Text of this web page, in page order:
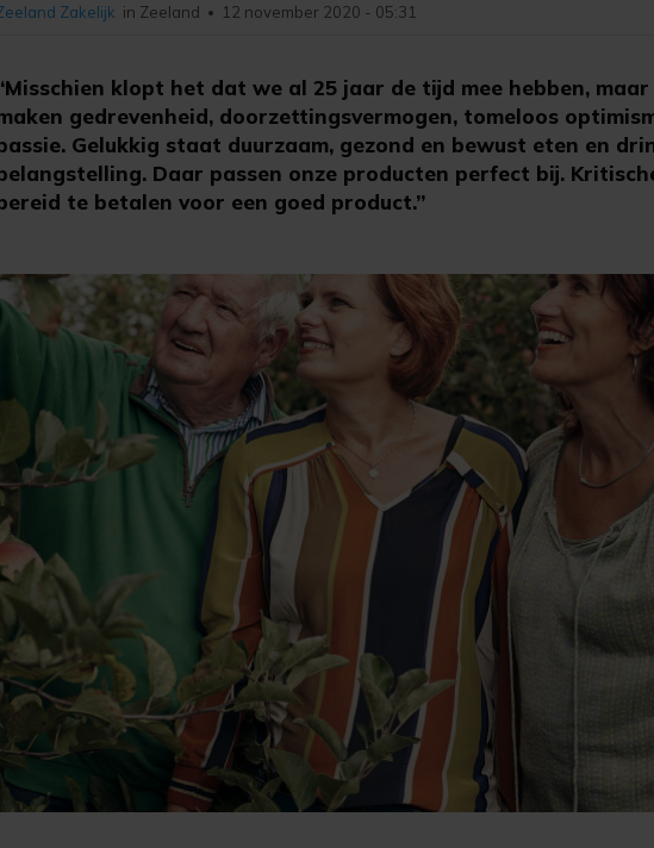
klopt het dat we al 25 jaar de tijd mee hebben,
gedrevenheid, doorzettingsvermogen, tomeloos
Gelukkig staat duurzaam, gezond en bewust eten en
Daar passen onze producten perfect bij.
te betalen voor een goed product.”
Zakelijk in Zeeland • 12 november 2020 - 05:31